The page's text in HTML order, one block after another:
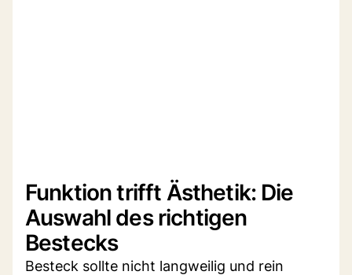
Funktion trifft Ästhetik: Die
Auswahl des richtigen
Bestecks
Besteck sollte nicht langweilig und rein